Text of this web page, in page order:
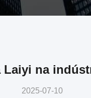
Laiyi na
2025-07-10